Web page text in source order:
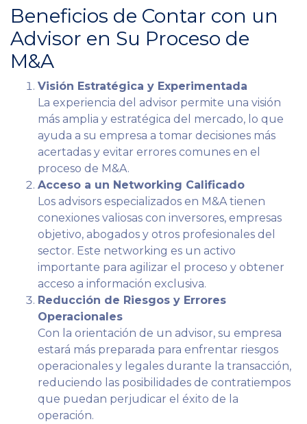
Beneficios de Contar con un
Advisor en Su Proceso de
M&A
Visión Estratégica y Experimentada
La experiencia del advisor permite una visión
más amplia y estratégica del mercado, lo que
ayuda a su empresa a tomar decisiones más
acertadas y evitar errores comunes en el
proceso de M&A.
Acceso a un Networking Calificado
Los advisors especializados en M&A tienen
conexiones valiosas con inversores, empresas
objetivo, abogados y otros profesionales del
sector. Este networking es un activo
importante para agilizar el proceso y obtener
acceso a información exclusiva.
Reducción de Riesgos y Errores
Operacionales
Con la orientación de un advisor, su empresa
estará más preparada para enfrentar riesgos
operacionales y legales durante la transacción,
reduciendo las posibilidades de contratiempos
que puedan perjudicar el éxito de la
operación.